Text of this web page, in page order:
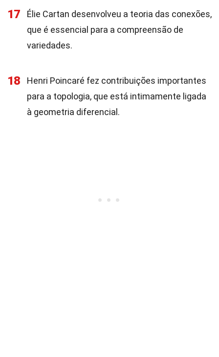
17
Élie Cartan desenvolveu a teoria das conexões,
que é essencial para a compreensão de
variedades.
18
Henri Poincaré fez contribuições importantes
para a topologia, que está intimamente ligada
à geometria diferencial.